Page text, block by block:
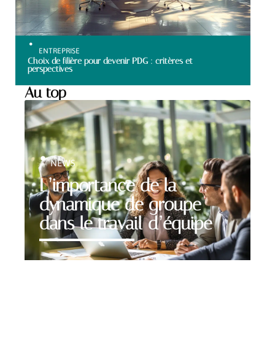
ENTREPRISE
Choix de filière pour devenir PDG : critères et
perspectives
Au top
L’importance de la
dynamique de groupe
dans le travail d’équipe
NEWS